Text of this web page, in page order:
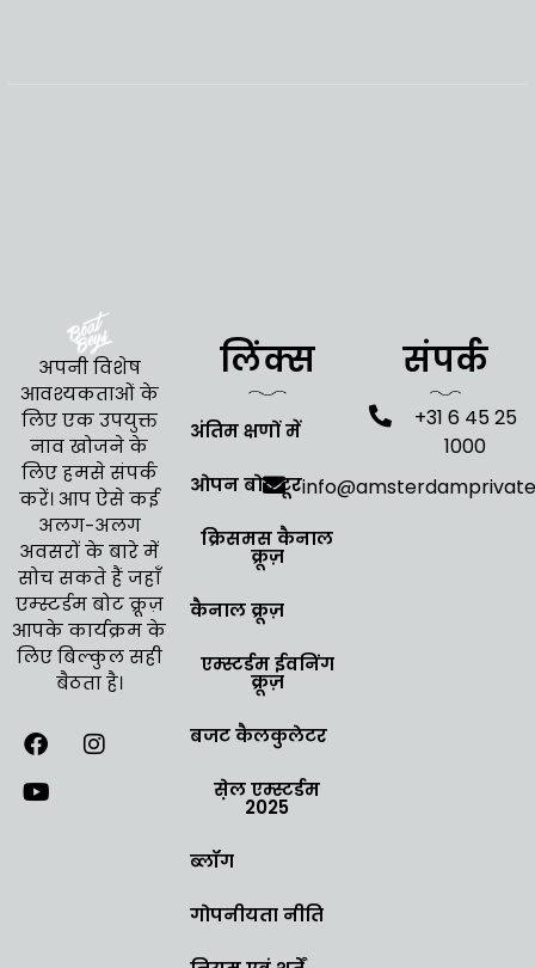
अपनी विशेष
आवश्यकताओं के
लिए एक उपयुक्त
नाव खोजने के
लिए हमसे संपर्क
करें। आप ऐसे कई
अलग-अलग
अवसरों के बारे में
सोच सकते हैं जहाँ
एम्स्टर्डम बोट क्रूज़
आपके कार्यक्रम के
लिए बिल्कुल सही
बैठता है।
लिंक्स
अंतिम क्षणों में
ओपन बोट टूर
क्रिसमस कैनाल
क्रूज़
कैनाल क्रूज़
एम्स्टर्डम ईवनिंग
क्रूज़
बजट कैलकुलेटर
से़ल एम्स्टर्डम
2025
ब्लॉग
गोपनीयता नीति
संपर्क
+31 6 45 25
1000